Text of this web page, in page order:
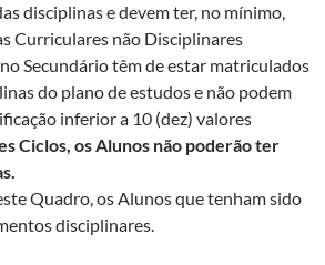
disciplinas e devem ter, no mínimo,
Curriculares não Disciplinares
Secundário têm de estar matriculados
do plano de estudos e não podem
inferior a 10 (dez) valores
Ciclos, os Alunos não poderão ter
Quadro, os Alunos que tenham sido
disciplinares.